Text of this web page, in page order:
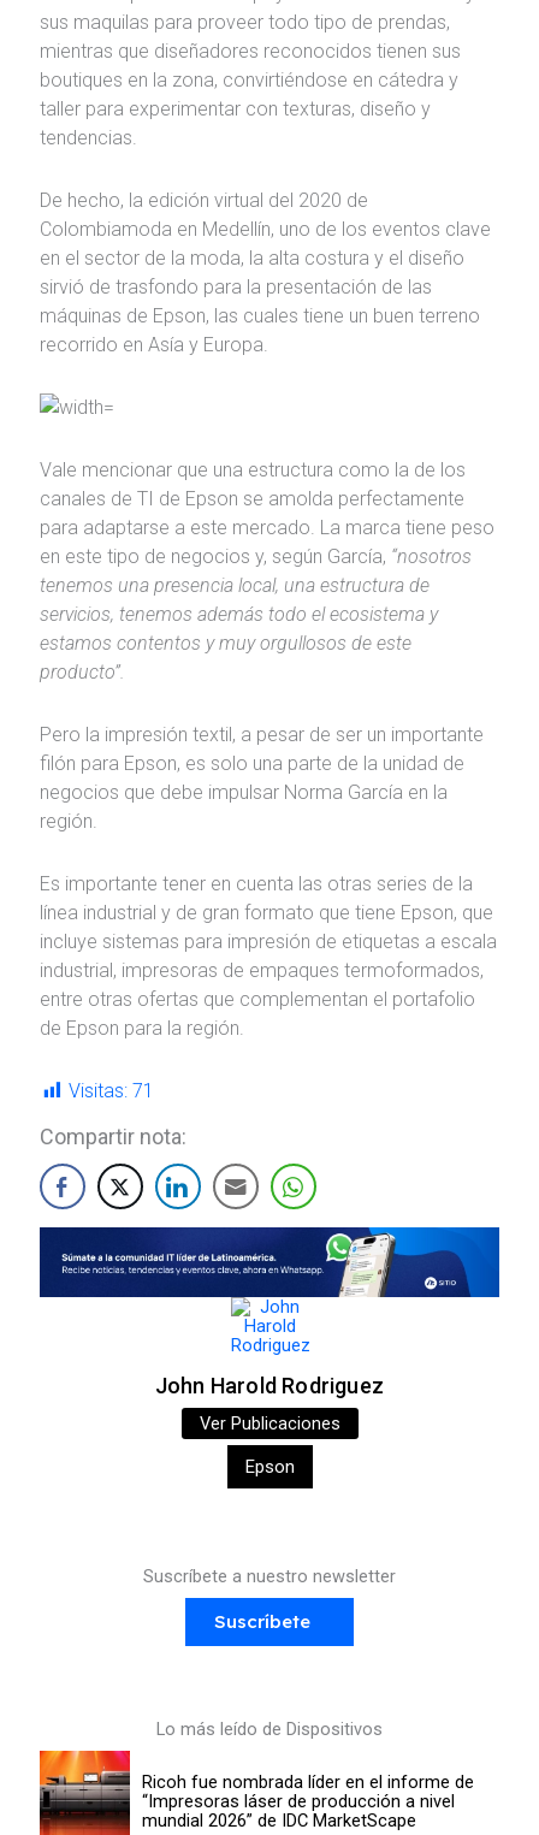
sus maquilas para proveer todo tipo de prendas,
mientras que diseñadores reconocidos tienen sus
boutiques en la zona, convirtiéndose en cátedra y
taller para experimentar con texturas, diseño y
tendencias.
De hecho, la edición virtual del 2020 de
Colombiamoda en Medellín, uno de los eventos clave
en el sector de la moda, la alta costura y el diseño
sirvió de trasfondo para la presentación de las
máquinas de Epson, las cuales tiene un buen terreno
recorrido en Asía y Europa.
Vale mencionar que una estructura como la de los
canales de TI de Epson se amolda perfectamente
para adaptarse a este mercado. La marca tiene peso
en este tipo de negocios y, según García, “nosotros
tenemos una presencia local, una estructura de
servicios, tenemos además todo el ecosistema y
estamos contentos y muy orgullosos de este
producto”.
Pero la impresión textil, a pesar de ser un importante
filón para Epson, es solo una parte de la unidad de
negocios que debe impulsar Norma García en la
región.
Es importante tener en cuenta las otras series de la
línea industrial y de gran formato que tiene Epson, que
incluye sistemas para impresión de etiquetas a escala
industrial, impresoras de empaques termoformados,
entre otras ofertas que complementan el portafolio
de Epson para la región.
Visitas: 71
Compartir nota:
John Harold Rodriguez
Ver Publicaciones
Epson
Suscríbete a nuestro newsletter
Suscríbete
Lo más leído de Dispositivos
Ricoh fue nombrada líder en el informe de
“Impresoras láser de producción a nivel
mundial 2026” de IDC MarketScape